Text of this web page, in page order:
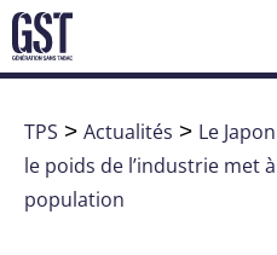
TPS > Actualités > Le
le poids de l’industrie met
population